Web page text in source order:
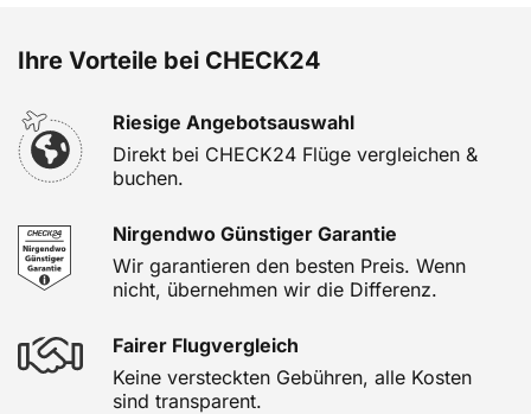
Ihre Vorteile bei CHECK24
Riesige Angebotsauswahl
Direkt bei CHECK24 Flüge vergleichen &
buchen.
Nirgendwo Günstiger Garantie
Wir garantieren den besten Preis. Wenn
nicht, übernehmen wir die Differenz.
Fairer Flugvergleich
Keine versteckten Gebühren, alle Kosten
sind transparent.